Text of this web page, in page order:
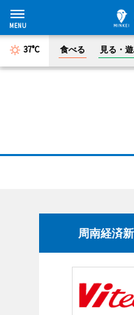
37°C 食べる 見る・
周南経済